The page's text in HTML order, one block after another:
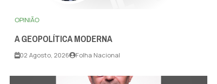
OPINIÃO
A GEOPOLÍTICA MODERNA
02 Agosto, 2026 Folha Nacional